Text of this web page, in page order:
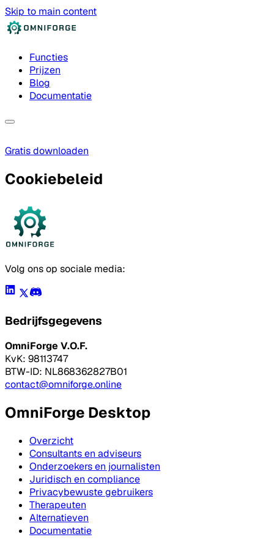
Skip to main content
Functies
Prijzen
Blog
Documentatie
Gratis downloaden
Cookiebeleid
Volg ons op sociale media:
Bedrijfsgegevens
OmniForge V.O.F.
KvK: 98113747
BTW-ID: NL868362827B01
contact@omniforge.online
OmniForge Desktop
Overzicht
Consultants en adviseurs
Onderzoekers en journalisten
Juridisch en compliance
Privacybewuste gebruikers
Therapeuten
Alternatieven
Documentatie